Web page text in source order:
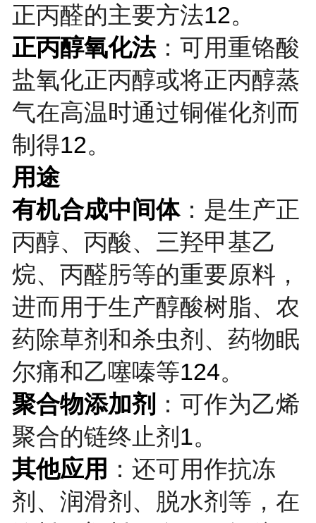
正丙醛的主要方法12。
正丙醇氧化法：可用重铬酸
盐氧化正丙醇或将正丙醇蒸
气在高温时通过铜催化剂而
制得12。
用途
有机合成中间体：是生产正
丙醇、丙酸、三羟甲基乙
烷、丙醛肟等的重要原料，
进而用于生产醇酸树脂、农
药除草剂和杀虫剂、药物眠
尔痛和乙噻嗪等124。
聚合物添加剂 ：可作为乙烯
聚合的链终止剂 1。
其他应用 ：还可用作抗冻
剂、润滑剂、脱水剂等，在